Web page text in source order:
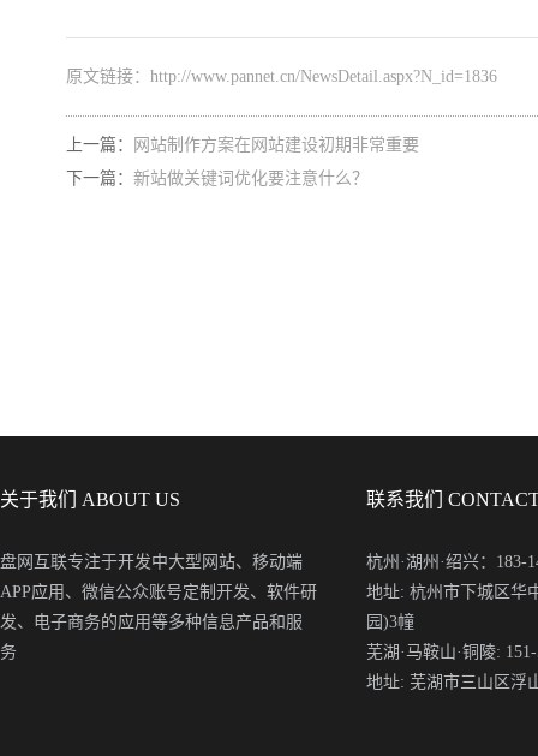
原文链接：http://www.pannet.cn/NewsDetail.aspx?N_id=1836
上一篇：
网站制作方案在网站建设初期非常重要
下一篇：新站做关键词优化要注意什么？
关于我们 ABOUT US
盘网互联专注于开发中大型网站、移动端
APP应用、微信公众账号定制开发、软件研
发、电子商务的应用等多种信息产品和服
务
联系我们
杭州·湖州·绍兴：183-
地址: 杭州市下城区华
园)3幢
芜湖·马鞍山·铜陵:
地址: 芜湖市三山区浮